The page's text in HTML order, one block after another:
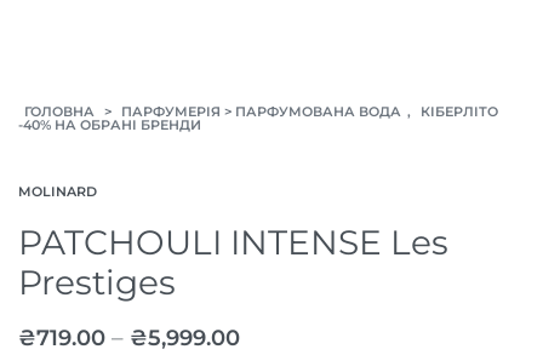
ГОЛОВНА > ПАРФУМЕРІЯ > ПАРФУМОВАНА ВОДА ,
КІБЕРЛІТО
-40% НА ОБРАНІ БРЕНДИ
MOLINARD
PATCHOULI INTENSE Les
Prestiges
₴719.00 – ₴5,999.00